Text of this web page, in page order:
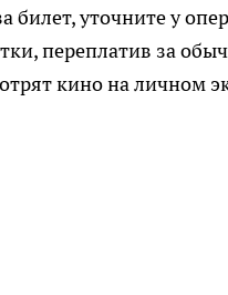
билет, уточните у
переплатив за
кино на личном